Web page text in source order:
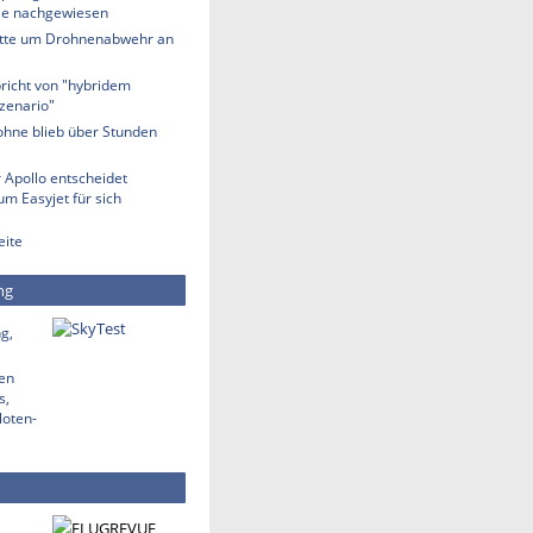
nachgewiesen
um Drohnenabwehr an
von "hybridem
blieb über Stunden
Apollo entscheidet
Easyjet für sich